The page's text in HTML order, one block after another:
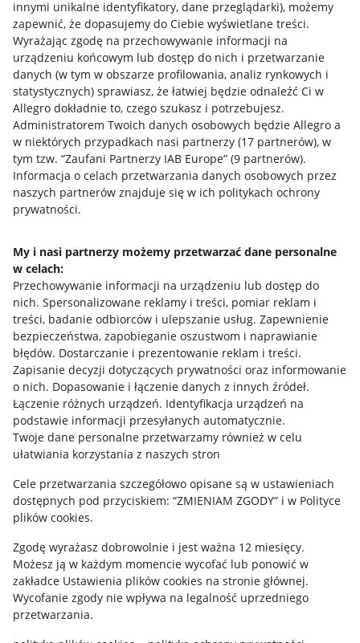
innymi unikalne identyfikatory, dane przeglądarki), możemy
zapewnić, że dopasujemy do Ciebie wyświetlane treści.
Wyrażając zgodę na przechowywanie informacji na
urządzeniu końcowym lub dostęp do nich i przetwarzanie
danych (w tym w obszarze profilowania, analiz rynkowych i
statystycznych) sprawiasz, że łatwiej będzie odnaleźć Ci w
Allegro dokładnie to, czego szukasz i potrzebujesz.
Administratorem Twoich danych osobowych będzie Allegro a
w niektórych przypadkach nasi partnerzy (17 partnerów), w
tym tzw. “Zaufani Partnerzy IAB Europe” (9 partnerów).
Informacja o celach przetwarzania danych osobowych przez
naszych partnerów znajduje się w ich politykach ochrony
prywatności.
My i nasi partnerzy możemy przetwarzać dane personalne
w celach:
Przechowywanie informacji na urządzeniu lub dostęp do
nich. Spersonalizowane reklamy i treści, pomiar reklam i
treści, badanie odbiorców i ulepszanie usług. Zapewnienie
bezpieczeństwa, zapobieganie oszustwom i naprawianie
błędów. Dostarczanie i prezentowanie reklam i treści.
Zapisanie decyzji dotyczących prywatności oraz informowanie
o nich. Dopasowanie i łączenie danych z innych źródeł.
Łączenie różnych urządzeń. Identyfikacja urządzeń na
podstawie informacji przesyłanych automatycznie.
Twoje dane personalne przetwarzamy również w celu
ułatwiania korzystania z naszych stron
Cele przetwarzania szczegółowo opisane są w ustawieniach
dostępnych pod przyciskiem: “ZMIENIAM ZGODY” i w Polityce
plików cookies.
Zgodę wyrażasz dobrowolnie i jest ważna 12 miesięcy.
Możesz ją w każdym momencie wycofać lub ponowić w
zakładce Ustawienia plików cookies na stronie głównej.
Wycofanie zgody nie wpływa na legalność uprzedniego
przetwarzania.
Przydatne informacje
Jak to działa
Allegro Gadane dla sprzedających
Allegro Gadane dla kupujących
Mapa miejscowości
Informacje prawne
Regulamin
Polityka plików "cookies"
Ustawienia plików "cookies"
Udostępnianie lokalizacji
Informacje dla Aktu o Usługach Cyfrowych
Pobierz aplikację